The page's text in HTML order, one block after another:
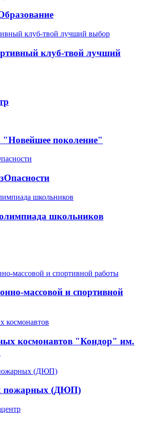
клуб-твой лучший
поколение"
олимпиада школьников
массовой и спортивной
космонавтов "Кондор" им.
пожарных (ДЮП)